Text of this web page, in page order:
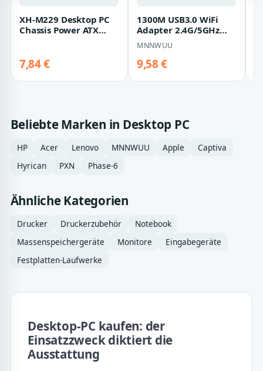
XH-M229 Desktop PC
Chassis Power ATX
7,84 €
1300M USB3.0 WiFi
Adapter 2.4G/5GHz
Wireless Dual Band
Wi-Fi Dongle Ne…
MNNWUU
9,58 €
Beliebte Marken in Desktop PC
HP Acer Lenovo MNNWUU Apple
Captiva
Hyrican
PXN Phase-6
Ähnliche Kategorien
Drucker Druckerzubehör
Notebook
Massenspeichergeräte
Monitore
Eingabegeräte
Festplatten-Laufwerke
Desktop-PC kaufen: der
Einsatzzweck diktiert die
Ausstattung